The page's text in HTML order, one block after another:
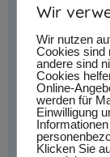
Wir
Wir nutzen
Cookies sind
andere sind
Cookies
Online-
werden für
Einwilligung
Klicken Sie